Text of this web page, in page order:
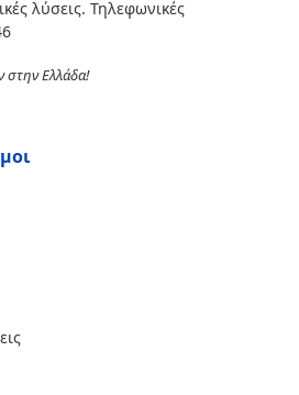
λύσεις. Τηλεφωνικές
στην Ελλάδα!